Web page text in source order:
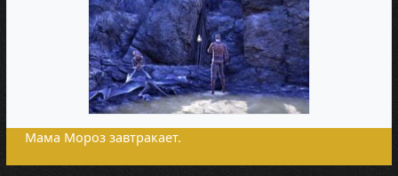
Мама Мороз завтракает.